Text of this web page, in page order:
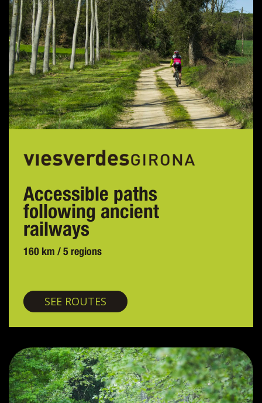
Accessible paths
following ancient
railways
160 km / 5 regions
SEE ROUTES Greenways